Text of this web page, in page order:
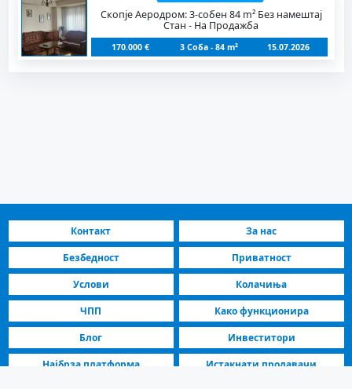
Скопје Аеродром: 3-собен 84 m² Без намештај
Стан - На Продажба
170.000 € 3 Соба - 84 m² 15.07.2026
Контакт
За нас
Безбедност
Приватност
Услови
Колачиња
ЧПП
Како функционира
Блог
Инвеститори
Најбрза платформа
Истакнати продавачи